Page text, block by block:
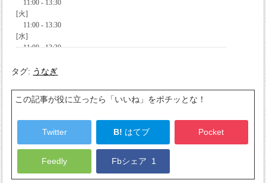
タグ: うなぎ
この記事が役に立ったら「いいね」をポチッとな！
Twitter B! はてブ Pocket
Feedly Fbシェア 1